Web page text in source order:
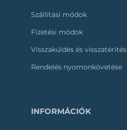
Szállítási módok
Fizetési módok
Visszaküldés és visszatérítés
Rendelés nyomonkövetése
INFORMÁCIÓK